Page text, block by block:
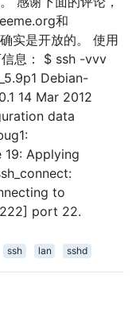
和
实是开放的。 使用
息： $ ssh -vvv
Debian-
14 Mar 2012
data
19: Applying
to
port 22.
ssh lan sshd